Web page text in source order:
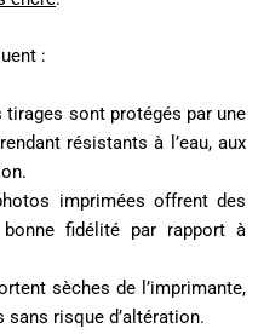
:
sont protégés par une
résistants à l’eau, aux
imprimées offrent des
fidélité par rapport à
sèches de l’imprimante,
sans risque d’altération.